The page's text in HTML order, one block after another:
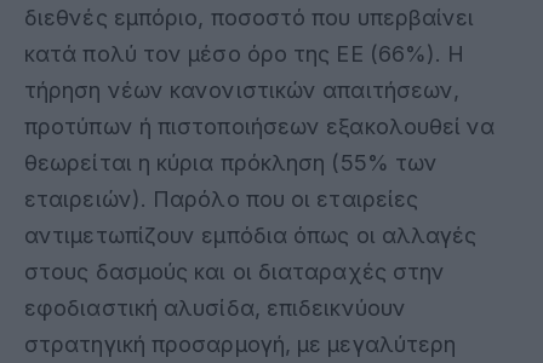
διεθνές εμπόριο, ποσοστό που υπερβαίνει
κατά πολύ τον μέσο όρο της ΕΕ (66%). Η
τήρηση νέων κανονιστικών απαιτήσεων,
προτύπων ή πιστοποιήσεων εξακολουθεί να
θεωρείται η κύρια πρόκληση (55% των
εταιρειών). Παρόλο που οι εταιρείες
αντιμετωπίζουν εμπόδια όπως οι αλλαγές
στους δασμούς και οι διαταραχές στην
εφοδιαστική αλυσίδα, επιδεικνύουν
στρατηγική προσαρμογή, με μεγαλύτερη